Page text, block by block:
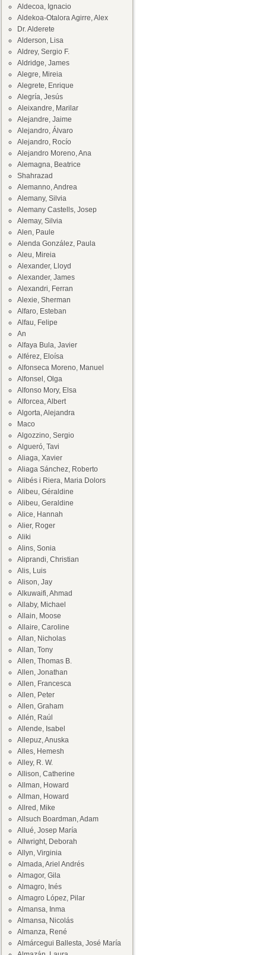
Aldecoa, Ignacio
Aldekoa-Otalora Agirre, Alex
Dr. Alderete
Alderson, Lisa
Aldrey, Sergio F.
Aldridge, James
Alegre, Mireia
Alegrete, Enrique
Alegría, Jesús
Aleixandre, Marilar
Alejandre, Jaime
Alejandro, Álvaro
Alejandro, Rocío
Alejandro Moreno, Ana
Alemagna, Beatrice
Shahrazad
Alemanno, Andrea
Alemany, Silvia
Alemany Castells, Josep
Alemay, Silvia
Alen, Paule
Alenda González, Paula
Aleu, Mireia
Alexander, Lloyd
Alexander, James
Alexandri, Ferran
Alexie, Sherman
Alfaro, Esteban
Alfau, Felipe
An
Alfaya Bula, Javier
Alférez, Eloísa
Alfonseca Moreno, Manuel
Alfonsel, Olga
Alfonso Mory, Elsa
Alforcea, Albert
Algorta, Alejandra
Maco
Algozzino, Sergio
Algueró, Tavi
Aliaga, Xavier
Aliaga Sánchez, Roberto
Alibés i Riera, Maria Dolors
Alibeu, Géraldine
Alibeu, Geraldine
Alice, Hannah
Alier, Roger
Aliki
Alins, Sonia
Aliprandi, Christian
Alis, Luis
Alison, Jay
Alkuwaifi, Ahmad
Allaby, Michael
Allain, Moose
Allaire, Caroline
Allan, Nicholas
Allan, Tony
Allen, Thomas B.
Allen, Jonathan
Allen, Francesca
Allen, Peter
Allen, Graham
Allén, Raúl
Allende, Isabel
Allepuz, Anuska
Alles, Hemesh
Alley, R. W.
Allison, Catherine
Allman, Howard
Allman, Howard
Allred, Mike
Allsuch Boardman, Adam
Allué, Josep María
Allwright, Deborah
Allyn, Virginia
Almada, Ariel Andrés
Almagor, Gila
Almagro, Inés
Almagro López, Pilar
Almansa, Inma
Almansa, Nicolás
Almanza, René
Almárcegui Ballesta, José María